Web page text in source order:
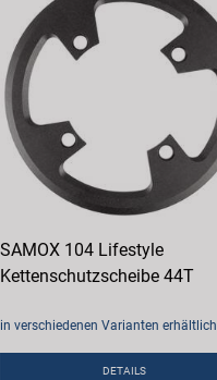
SAMOX 104 Lifestyle
Kettenschutzscheibe 44T
in verschiedenen Varianten erhältlich
DETAILS